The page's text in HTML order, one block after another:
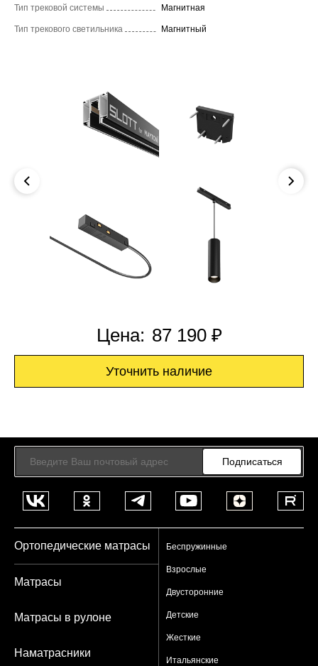
Тип трековой системы Магнитная
Тип трекового светильника Магнитный
Цена: 87 190 ₽
Уточнить наличие
Подписаться
Ортопедические матрасы Беспружинные
Взрослые
Двусторонние
Детские
Жесткие
Итальянские
Матрасы
Матрасы в рулоне
Наматрасники